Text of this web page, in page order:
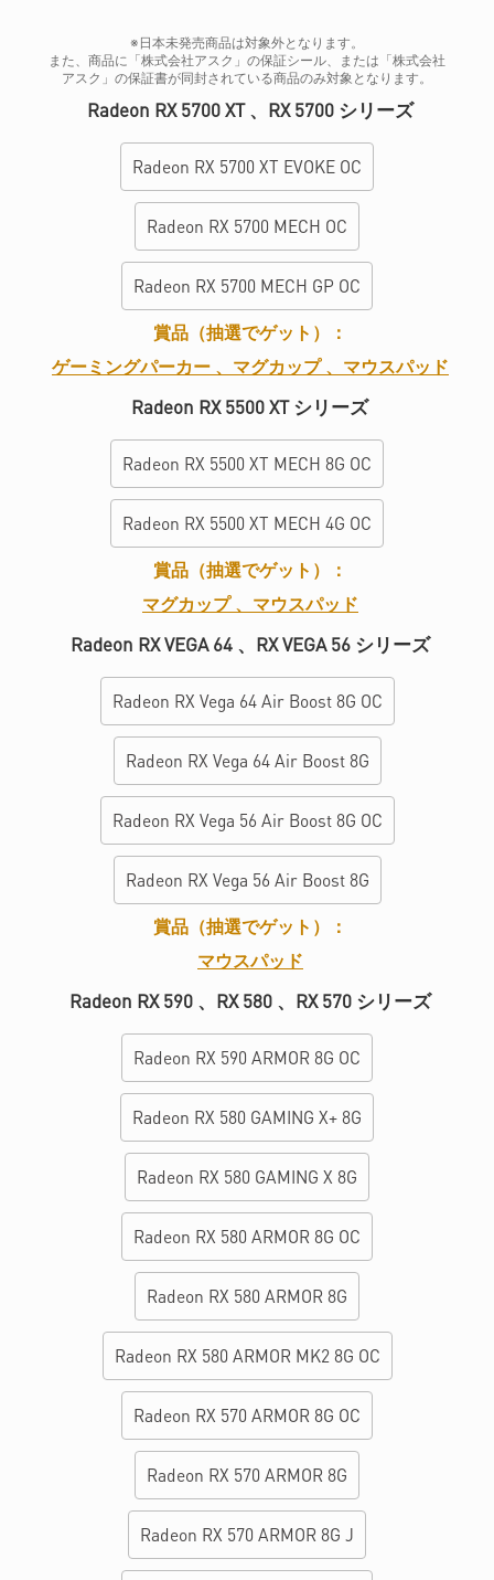
※日本未発売商品は対象外となります。
また、商品に「株式会社アスク」の保証シール、または「株式会社
アスク」の保証書が同封されている商品のみ対象となります。
Radeon RX 5700 XT 、RX 5700 シリーズ
Radeon RX 5700 XT EVOKE OC
Radeon RX 5700 MECH OC
Radeon RX 5700 MECH GP OC
賞品（抽選でゲット）：
ゲーミングパーカー 、マグカップ 、マウスパッド
Radeon RX 5500 XT シリーズ
Radeon RX 5500 XT MECH 8G OC
Radeon RX 5500 XT MECH 4G OC
賞品（抽選でゲット）：
マグカップ 、マウスパッド
Radeon RX VEGA 64 、RX VEGA 56 シリーズ
Radeon RX Vega 64 Air Boost 8G OC
Radeon RX Vega 64 Air Boost 8G
Radeon RX Vega 56 Air Boost 8G OC
Radeon RX Vega 56 Air Boost 8G
賞品（抽選でゲット）：
マウスパッド
Radeon RX 590 、RX 580 、RX 570 シリーズ
Radeon RX 590 ARMOR 8G OC
Radeon RX 580 GAMING X+ 8G
Radeon RX 580 GAMING X 8G
Radeon RX 580 ARMOR 8G OC
Radeon RX 580 ARMOR 8G
Radeon RX 580 ARMOR MK2 8G OC
Radeon RX 570 ARMOR 8G OC
Radeon RX 570 ARMOR 8G
Radeon RX 570 ARMOR 8G J